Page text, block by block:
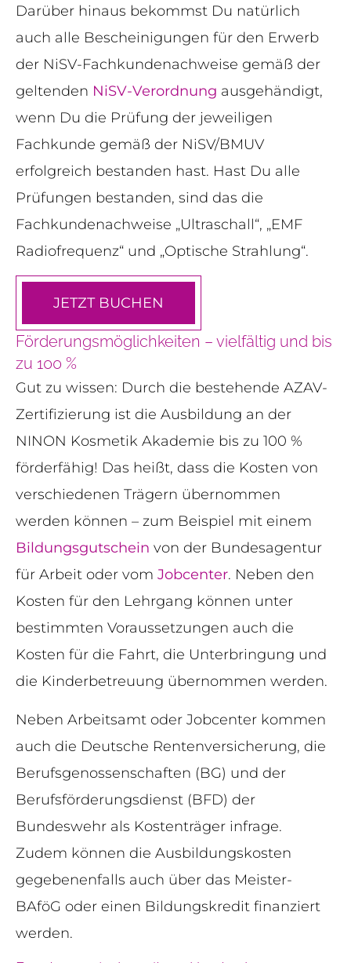
Darüber hinaus bekommst Du natürlich
auch alle Bescheinigungen für den Erwerb
der NiSV-Fachkundenachweise gemäß der
geltenden NiSV-Verordnung ausgehändigt,
wenn Du die Prüfung der jeweiligen
Fachkunde gemäß der NiSV/BMUV
erfolgreich bestanden hast. Hast Du alle
Prüfungen bestanden, sind das die
Fachkundenachweise „Ultraschall“, „EMF
Radiofrequenz“ und „Optische Strahlung“.
JETZT BUCHEN
Förderungsmöglichkeiten – vielfältig und bis
zu 100 %
Gut zu wissen: Durch die bestehende AZAV-
Zertifizierung ist die Ausbildung an der
NINON Kosmetik Akademie bis zu 100 %
förderfähig! Das heißt, dass die Kosten von
verschiedenen Trägern übernommen
werden können – zum Beispiel mit einem
Bildungsgutschein von der Bundesagentur
für Arbeit oder vom Jobcenter. Neben den
Kosten für den Lehrgang können unter
bestimmten Voraussetzungen auch die
Kosten für die Fahrt, die Unterbringung und
die Kinderbetreuung übernommen werden.
Neben Arbeitsamt oder Jobcenter kommen
auch die Deutsche Rentenversicherung, die
Berufsgenossenschaften (BG) und der
Berufsförderungsdienst (BFD) der
Bundeswehr als Kostenträger infrage.
Zudem können die Ausbildungskosten
gegebenenfalls auch über das Meister-
BAföG oder einen Bildungskredit finanziert
werden.